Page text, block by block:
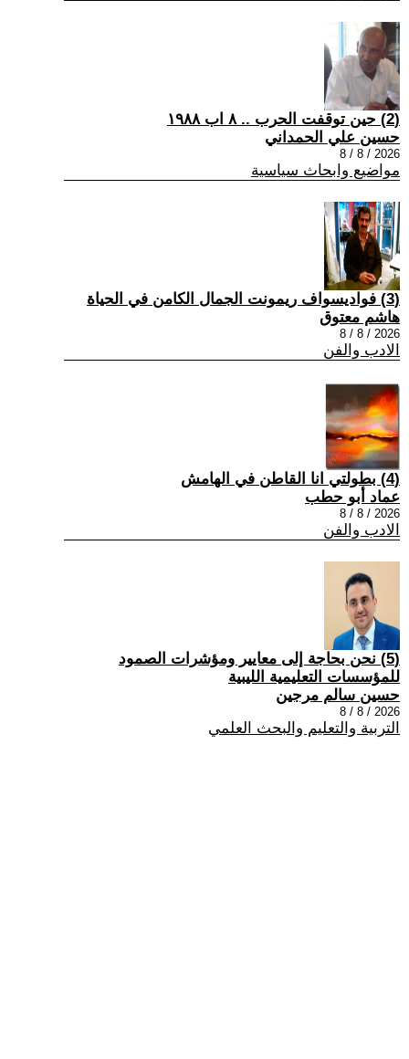
(2) حين توقفت الحرب .. ٨ اب ١٩٨٨
حسين علي الحمداني
2026 / 8 / 8
مواضيع وابحاث سياسية
(3) فواديسواف ريمونت الجمال الكامن في الحياة
هاشم معتوق
2026 / 8 / 8
الادب والفن
(4) بطولتي انا القاطن في الهامش
عماد أبو حطب
2026 / 8 / 8
الادب والفن
(5) نحن بحاجة إلى معايير ومؤشرات الصمود
للمؤسسات التعليمية الليبية
حسين سالم مرجين
2026 / 8 / 8
التربية والتعليم والبحث العلمي